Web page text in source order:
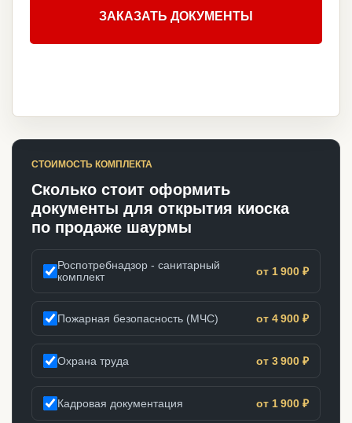
ЗАКАЗАТЬ ДОКУМЕНТЫ
СТОИМОСТЬ КОМПЛЕКТА
Сколько стоит оформить
документы для открытия киоска
по продаже шаурмы
Роспотребнадзор - санитарный
комплект
от 1 900 ₽
Пожарная безопасность (МЧС) от 4 900 ₽
Охрана труда от 3 900 ₽
Кадровая документация от 1 900 ₽